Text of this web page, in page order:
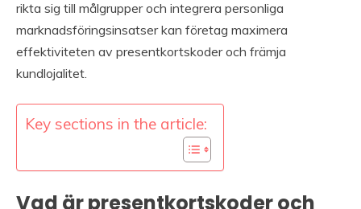
rikta sig till målgrupper och integrera personliga
marknadsföringsinsatser kan företag maximera
effektiviteten av presentkortskoder och främja
kundlojalitet.
Key sections in the article:
Vad är presentkortskoder och